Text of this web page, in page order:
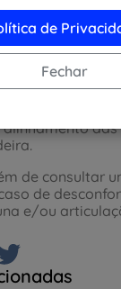
ao chão
ou notebook
e paralela ao
baixo ou para
de consultar
de
e/ou
de
Fechar